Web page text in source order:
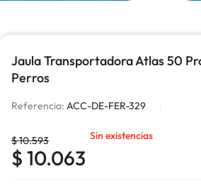
Jaula Transportadora Atlas 50
Perros
Referencia: ACC-DE-FER-329
$10.593
$ 10.063
Sin existencias